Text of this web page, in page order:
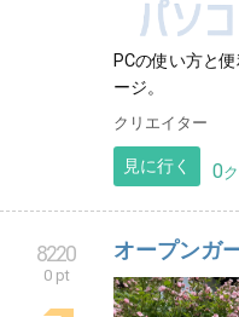
PCの使い方と
ージ。
クリエイター
見に行く 0
8220
0 pt
オープンガ